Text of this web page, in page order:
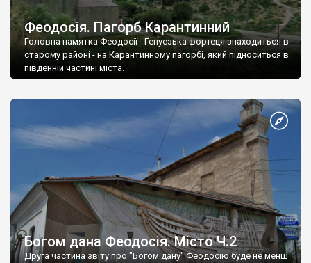
Феодосія. Пагорб Карантинний
Головна памятка Феодосії - Генуезька фортеця знаходиться в
старому районі - на Карантинному пагорбі, який підноситься в
південній частині міста.
Богом дана Феодосія. Місто Ч.2
Друга частина звіту про "Богом дану" Феодосію буде не менш